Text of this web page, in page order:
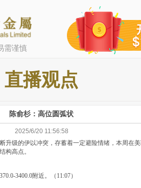
需谨慎
直播观点
陈俞杉：高位圆弧状
2025/6/20 11:56:58
升级的伊以冲突，存蓄着一定避险情绪，本周在
构高点。
3400.0附近。（11:07）